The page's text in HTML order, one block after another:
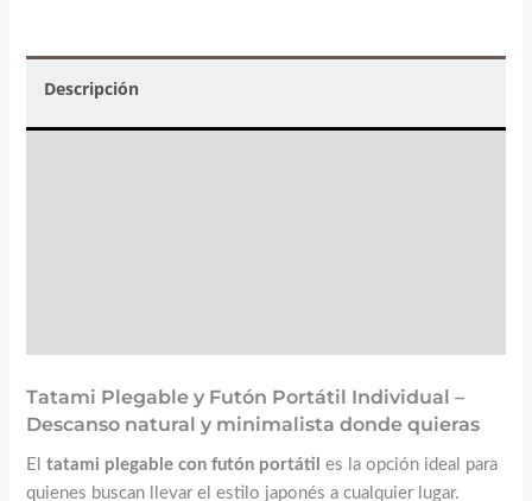
Descripción
Tatami Plegable y Futón Portátil Individual –
Descanso natural y minimalista donde quieras
El tatami plegable con futón portátil es la opción ideal para
quienes buscan llevar el estilo japonés a cualquier lugar.